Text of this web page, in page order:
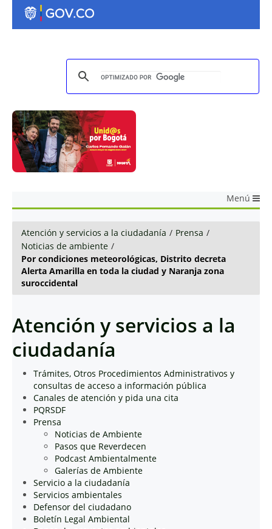
Menú
Atención y servicios a la ciudadanía / Prensa /
Noticias de ambiente /
Por condiciones meteorológicas, Distrito decreta
Alerta Amarilla en toda la ciudad y Naranja zona
suroccidental
Atención y servicios a la
ciudadanía
Trámites, Otros Procedimientos Administrativos y
consultas de acceso a información pública
Canales de atención y pida una cita
PQRSDF
Prensa
Noticias de Ambiente
Pasos que Reverdecen
Podcast Ambientalmente
Galerías de Ambiente
Servicio a la ciudadanía
Servicios ambientales
Defensor del ciudadano
Boletín Legal Ambiental